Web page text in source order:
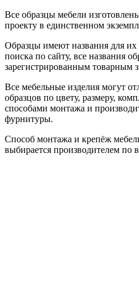
Все образцы мебели
проекту в единственном
Образцы имеют названия для их
поиска по сайту, все названия
зарегистрированным товарным
Все мебельные изделия могут
образцов по цвету, размеру,
способами монтажа и
фурнитуры.
Способ монтажа и крепёж
выбирается производителем по